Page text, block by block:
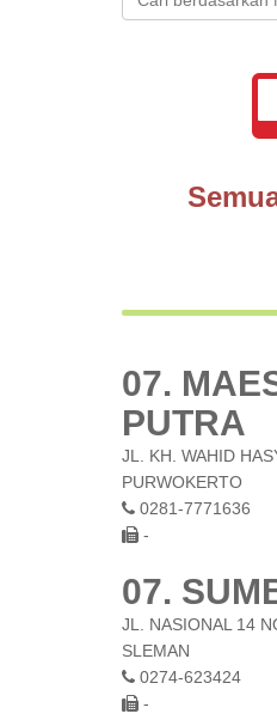
07.
PUTRA
JL. KH. WAHID
PURWOKERTO
0281-7771636
-
07.
JL. NASIONAL 14
SLEMAN
0274-623424
-